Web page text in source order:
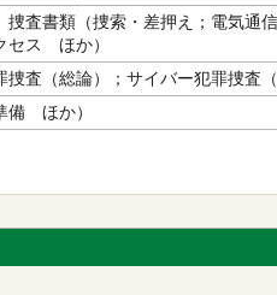
査書類（捜索・差押え；電気通
セス ほか）
査（総論）；サイバー犯罪捜査
備 ほか）